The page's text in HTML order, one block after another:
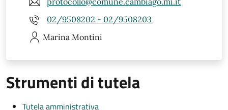
02/9508202 - 02/9508203
Marina Montini
Strumenti di tutela
Tutela amministrativa